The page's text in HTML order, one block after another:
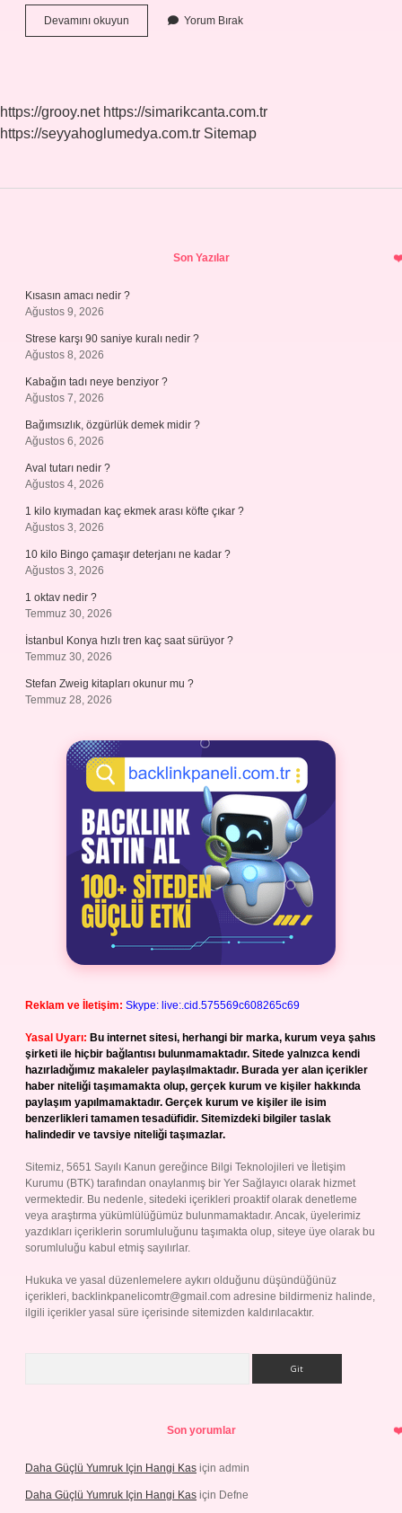
Devamını okuyun
Neden
Yorum Bırak
https://grooy.net https://simarikcanta.com.tr
https://seyyahoglumedya.com.tr Sitemap
Son Yazılar
Kısasın amacı nedir ?
Ağustos 9, 2026
Strese karşı 90 saniye kuralı nedir ?
Ağustos 8, 2026
Kabağın tadı neye benziyor ?
Ağustos 7, 2026
Bağımsızlık, özgürlük demek midir ?
Ağustos 6, 2026
Aval tutarı nedir ?
Ağustos 4, 2026
1 kilo kıymadan kaç ekmek arası köfte çıkar ?
Ağustos 3, 2026
10 kilo Bingo çamaşır deterjanı ne kadar ?
Ağustos 3, 2026
1 oktav nedir ?
Temmuz 30, 2026
İstanbul Konya hızlı tren kaç saat sürüyor ?
Temmuz 30, 2026
Stefan Zweig kitapları okunur mu ?
Temmuz 28, 2026
Reklam ve İletişim: Skype: live:.cid.575569c608265c69
Yasal Uyarı: Bu internet sitesi, herhangi bir marka, kurum veya şahıs
şirketi ile hiçbir bağlantısı bulunmamaktadır. Sitede yalnızca kendi
hazırladığımız makaleler paylaşılmaktadır. Burada yer alan içerikler
haber niteliği taşımamakta olup, gerçek kurum ve kişiler hakkında
paylaşım yapılmamaktadır. Gerçek kurum ve kişiler ile isim
benzerlikleri tamamen tesadüfidir. Sitemizdeki bilgiler taslak
halindedir ve tavsiye niteliği taşımazlar.
Sitemiz, 5651 Sayılı Kanun gereğince Bilgi Teknolojileri ve İletişim
Kurumu (BTK) tarafından onaylanmış bir Yer Sağlayıcı olarak hizmet
vermektedir. Bu nedenle, sitedeki içerikleri proaktif olarak denetleme
veya araştırma yükümlülüğümüz bulunmamaktadır. Ancak, üyelerimiz
yazdıkları içeriklerin sorumluluğunu taşımakta olup, siteye üye olarak bu
sorumluluğu kabul etmiş sayılırlar.
Hukuka ve yasal düzenlemelere aykırı olduğunu düşündüğünüz
içerikleri, backlinkpanelicomtr@gmail.com adresine bildirmeniz halinde,
ilgili içerikler yasal süre içerisinde sitemizden kaldırılacaktır.
Son yorumlar
Daha Güçlü Yumruk Için Hangi Kas için admin
Daha Güçlü Yumruk Için Hangi Kas için Defne